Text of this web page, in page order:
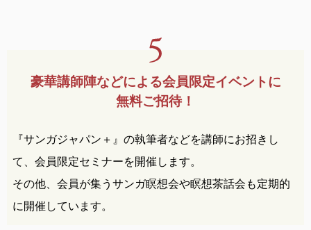
豪華講師陣などによる会員限定イベントに
無料ご招待！
『サンガジャパン＋』の執筆者などを講師にお招きし
て、会員限定セミナーを開催します。
その他、会員が集うサンガ瞑想会や瞑想茶話会も定期的
に開催しています。